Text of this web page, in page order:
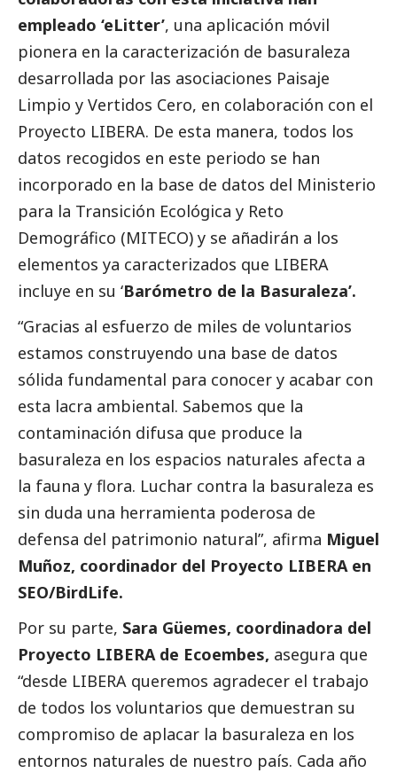
empleado ‘eLitter’, una aplicación móvil
pionera en la caracterización de basuraleza
desarrollada por las asociaciones Paisaje
Limpio y Vertidos Cero, en colaboración con el
Proyecto LIBERA. De esta manera, todos los
datos recogidos en este periodo se han
incorporado en la base de datos del Ministerio
para la Transición Ecológica y Reto
Demográfico (MITECO) y se añadirán a los
elementos ya caracterizados que LIBERA
incluye en su ‘Barómetro de la Basuraleza’.
“Gracias al esfuerzo de miles de voluntarios
estamos construyendo una base de datos
sólida fundamental para conocer y acabar con
esta lacra ambiental. Sabemos que la
contaminación difusa que produce la
basuraleza en los espacios naturales afecta a
la fauna y flora. Luchar contra la basuraleza es
sin duda una herramienta poderosa de
defensa del patrimonio natural”, afirma Miguel
Muñoz, coordinador del Proyecto LIBERA en
SEO/BirdLife.
Por su parte, Sara Güemes, coordinadora del
Proyecto LIBERA de Ecoembes, asegura que
“desde LIBERA queremos agradecer el trabajo
de todos los voluntarios que demuestran su
compromiso de aplacar la basuraleza en los
entornos naturales de nuestro país. Cada año